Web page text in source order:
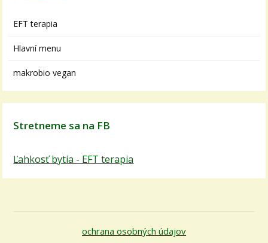
EFT terapia
Hlavní menu
makrobio vegan
Stretneme sa na FB
Ľahkosť bytia - EFT terapia
ochrana osobných údajov